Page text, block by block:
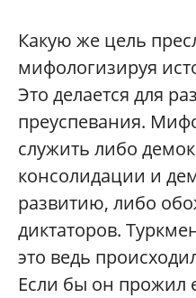
Какую же цель
мифологизируя
Это делается для
преуспевания.
служить либо
консолидации и
развитию, либо
диктаторов.
это ведь
Если бы он прожил